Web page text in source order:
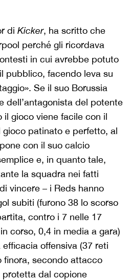
di Kicker, ha scritto che
perché gli ricordava
in cui avrebbe potuto
pubblico, facendo leva su
Se il suo Borussia
dell’antagonista del potente
il gioco viene facile con il
patinato e perfetto, al
con il suo calcio
e, in quanto tale,
la squadra nei fatti
vincere – i Reds hanno
subiti (furono 38 lo scorso
contro i 7 nelle 17
corso, 0,4 in media a gara)
offensiva (37 reti
finora, secondo attacco
protetta dal copione